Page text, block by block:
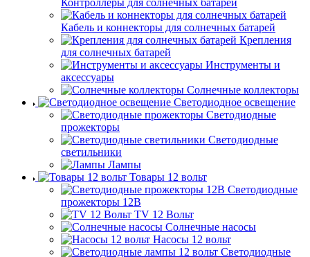
Контроллеры для солнечных батарей
Кабель и коннекторы для солнечных батарей
Крепления
для солнечных батарей
Инструменты и
аксессуары
Солнечные коллекторы
Светодиодное освещение
Светодиодные
прожекторы
Светодиодные
светильники
Лампы
Товары 12 вольт
Светодиодные
прожекторы 12В
TV 12 Вольт
Солнечные насосы
Насосы 12 вольт
Светодиодные